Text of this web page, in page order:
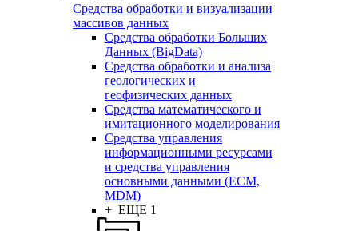
Средства обработки и визуализации
массивов данных
Средства обработки Больших
Данных (BigData)
Средства обработки и анализа
геологических и
геофизических данных
Средства математического и
имитационного моделирования
Средства управления
информационными ресурсами
и средства управления
основными данными (ECM,
MDM)
+ ЕЩЕ 1